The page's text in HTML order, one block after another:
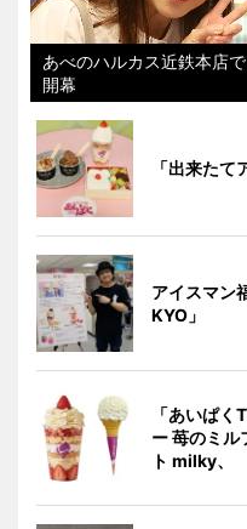
あべのハルカス近鉄本店
開幕
「出来た
アイスマン
KYO」
「あいぱ
ー 苺のミル
ト milky、